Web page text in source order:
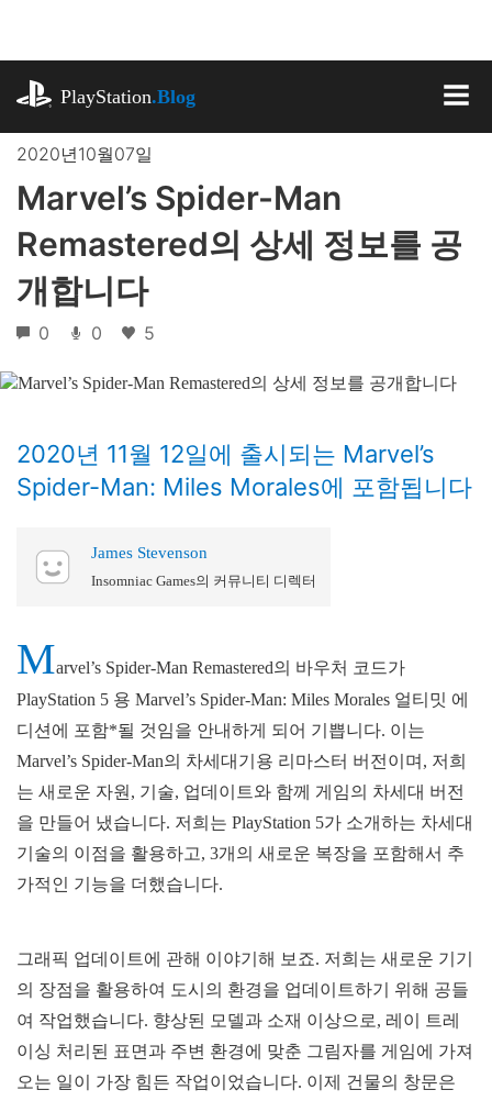
로
뛰
PlayStation.Blog
2020년10월07일
Marvel’s Spider-Man
Remastered의 상세 정보를 공
개합니다
0 0 5
2020년 11월 12일에 출시되는 Marvel’s
Spider-Man: Miles Morales에 포함됩니다
James Stevenson
Insomniac Games의 커뮤니티 디렉터
Marvel’s Spider-Man Remastered의 바우처 코드가
PlayStation 5 용 Marvel’s Spider-Man: Miles Morales 얼티밋 에
디션에 포함*될 것임을 안내하게 되어 기쁩니다. 이는
Marvel’s Spider-Man의 차세대기용 리마스터 버전이며, 저희
는 새로운 자원, 기술, 업데이트와 함께 게임의 차세대 버전
을 만들어 냈습니다. 저희는 PlayStation 5가 소개하는 차세대
기술의 이점을 활용하고, 3개의 새로운 복장을 포함해서 추
가적인 기능을 더했습니다.
그래픽 업데이트에 관해 이야기해 보죠. 저희는 새로운 기기
의 장점을 활용하여 도시의 환경을 업데이트하기 위해 공들
여 작업했습니다. 향상된 모델과 소재 이상으로, 레이 트레
이싱 처리된 표면과 주변 환경에 맞춘 그림자를 게임에 가져
오는 일이 가장 힘든 작업이었습니다. 이제 건물의 창문은